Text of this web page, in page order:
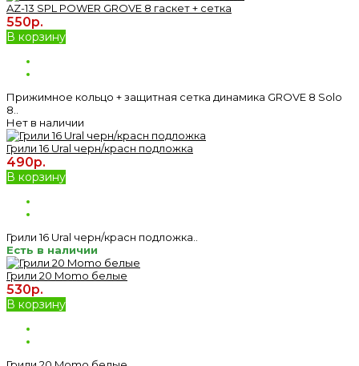
AZ-13 SPL POWER GROVE 8 гаскет + сетка
550р.
В корзину
Прижимное кольцо + защитная сетка динамика GROVE 8 Solo
8..
Нет в наличии
Грили 16 Ural черн/красн подложка
490р.
В корзину
Грили 16 Ural черн/красн подложка..
Есть в наличии
Грили 20 Momo белые
530р.
В корзину